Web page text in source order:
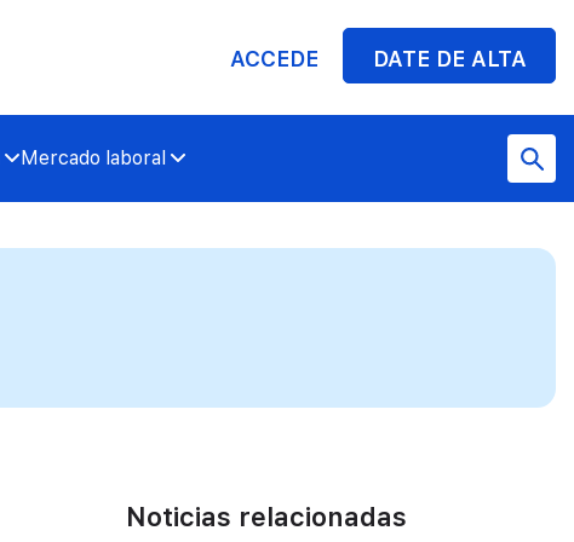
ACCEDE DATE DE ALTA
Mercado laboral
Noticias relacionadas